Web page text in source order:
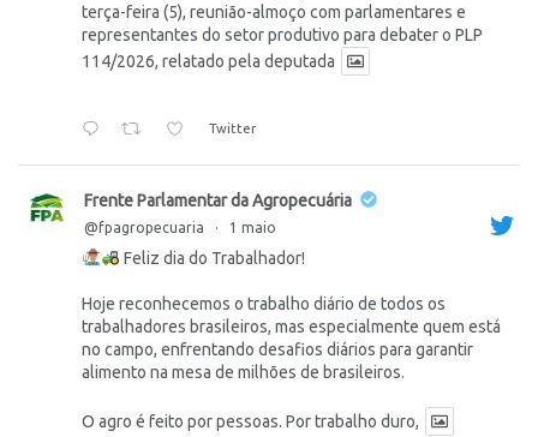
terça-feira (5), reunião-almoço com parlamentares e
representantes do setor produtivo para debater o PLP
114/2026, relatado pela deputada
Twitter
Frente Parlamentar da Agropecuária
@fpagropecuaria · 1 maio
Feliz dia do Trabalhador!
Hoje reconhecemos o trabalho diário de todos os
trabalhadores brasileiros, mas especialmente quem está
no campo, enfrentando desafios diários para garantir
alimento na mesa de milhões de brasileiros.
O agro é feito por pessoas. Por trabalho duro,